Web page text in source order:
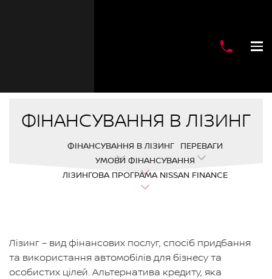
ФІНАНСУВАННЯ В ЛІЗИНГ
ФІНАНСУВАННЯ В ЛІЗИНГ
ПЕРЕВАГИ
УМОВИ ФІНАНСУВАННЯ
ЛІЗИНГОВА ПРОГРАМА NISSAN FINANCE
Лізинг – вид фінансових послуг, спосіб придбання
та використання автомобілів для бізнесу та
особистих цілей. Альтернатива кредиту, яка